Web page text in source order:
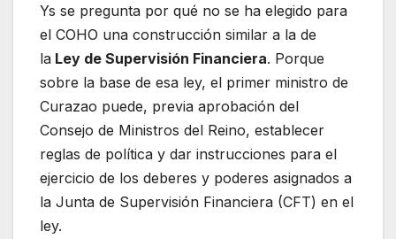
Ys se pregunta por qué no se ha elegido para
el COHO una construcción similar a la de
la Ley de Supervisión Financiera. Porque
sobre la base de esa ley, el primer ministro de
Curazao puede, previa aprobación del
Consejo de Ministros del Reino, establecer
reglas de política y dar instrucciones para el
ejercicio de los deberes y poderes asignados a
la Junta de Supervisión Financiera (CFT) en el
ley.